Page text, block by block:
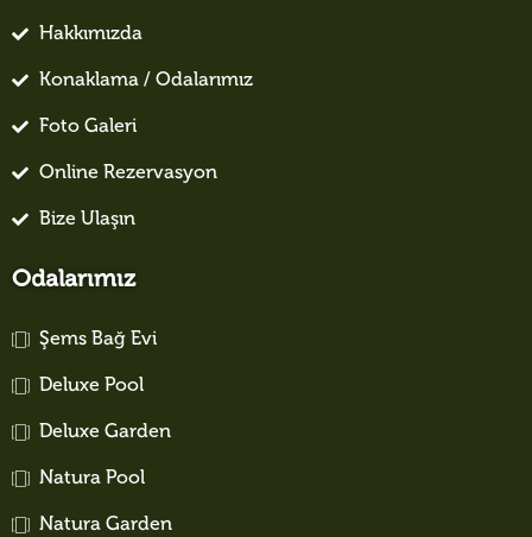
Hakkımızda
Konaklama / Odalarımız
Foto Galeri
Online Rezervasyon
Bize Ulaşın
Odalarımız
Şems Bağ Evi
Deluxe Pool
Deluxe Garden
Natura Pool
Natura Garden